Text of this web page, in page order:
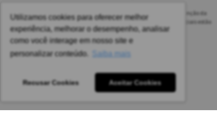
Utilizamos cookies para oferecer melhor
experiência, melhorar o desempenho, analisar
como você interage em nosso site e
personalizar conteúdo.
Saiba mais
Recusar Cookies Aceitar Cookies
As safras dos vinhos poderão ser diferentes das informadas no site em função da
disponibilidade do nosso estoque. Alteração de preços e condições comerciais estão
sujeitas a alteração sem aviso prévio.
Pedido mínimo: R$ 1.650,00 para todas as regiões.
Imagens meramente ilustrativas.